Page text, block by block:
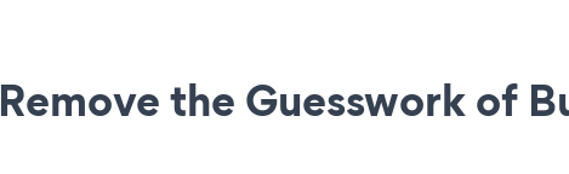
Remove the Guesswork of